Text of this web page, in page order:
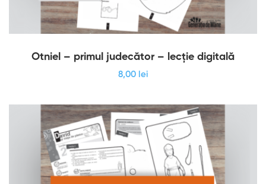
Otniel – primul judecător – lecție digitală
8,00 lei